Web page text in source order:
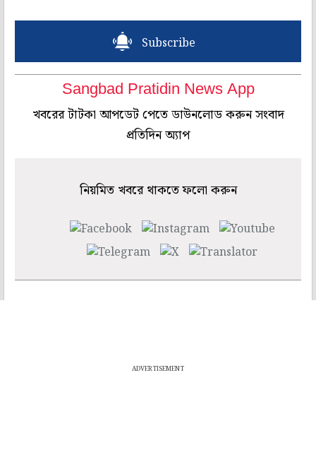
Subscribe
Sangbad Pratidin News App
খবরের টাটকা আপডেট পেতে ডাউনলোড করুন সংবাদ
প্রতিদিন অ্যাপ
নিয়মিত খবরে থাকতে ফলো করুন
ADVERTISEMENT